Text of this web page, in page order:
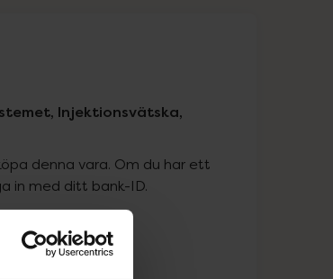
Injektionsvätska,
denna vara. Om du har ett
in med ditt bank-ID.